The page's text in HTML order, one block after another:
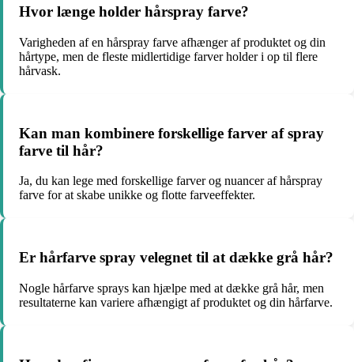
Hvor længe holder hårspray farve?
Varigheden af en hårspray farve afhænger af produktet og din
hårtype, men de fleste midlertidige farver holder i op til flere
hårvask.
Kan man kombinere forskellige farver af spray
farve til hår?
Ja, du kan lege med forskellige farver og nuancer af hårspray
farve for at skabe unikke og flotte farveeffekter.
Er hårfarve spray velegnet til at dække grå hår?
Nogle hårfarve sprays kan hjælpe med at dække grå hår, men
resultaterne kan variere afhængigt af produktet og din hårfarve.